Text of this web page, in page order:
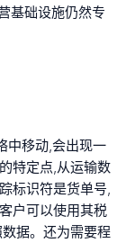
基础设施仍然专
中移动,会出现一
特定点,从运输数
标识符是货单号,
户可以使用其税
据。还为需要程